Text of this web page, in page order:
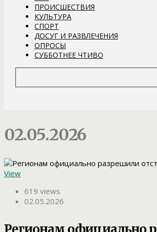
ПРОИСШЕСТВИЯ
КУЛЬТУРА
СПОРТ
ДОСУГ И РАЗВЛЕЧЕНИЯ
ОПРОСЫ
СУББОТНЕЕ ЧТИВО
02.05.2026
View
619 views
02.05.2026